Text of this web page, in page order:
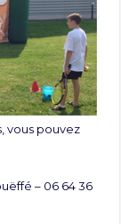
vous pouvez
– 06 64 36